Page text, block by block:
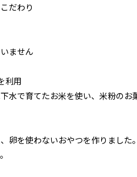
だわり
ません
利用
水で育てたお米を使い、米粉のお
卵を使わないおやつを作りました